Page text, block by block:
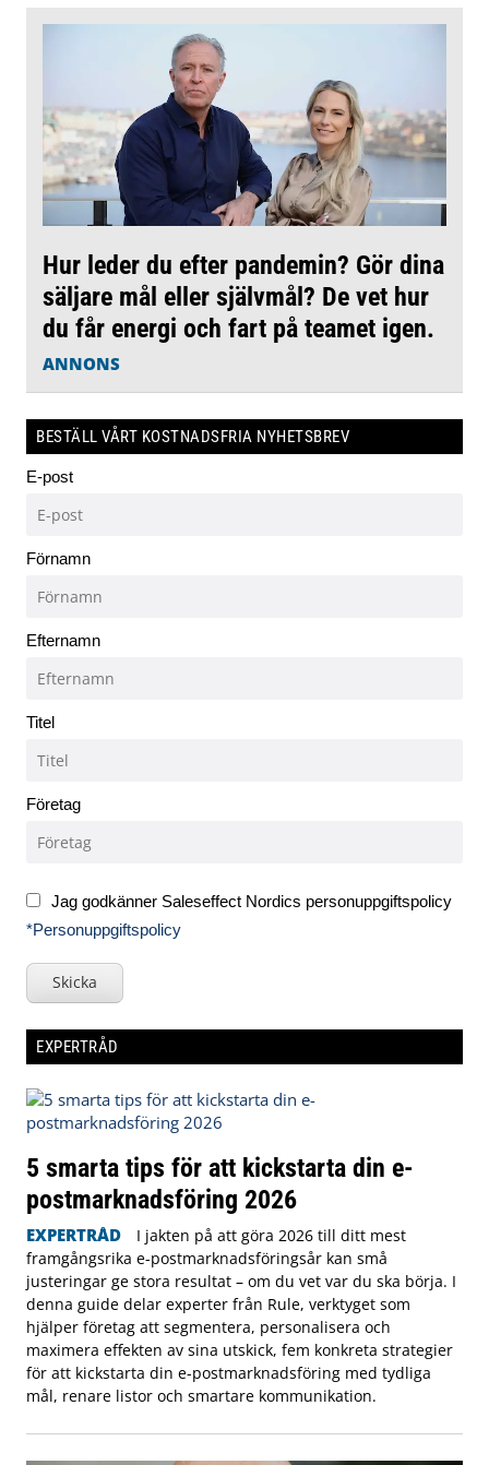
Hur leder du efter pandemin? Gör dina
säljare mål eller självmål? De vet hur
du får energi och fart på teamet igen.
ANNONS
BESTÄLL VÅRT KOSTNADSFRIA NYHETSBREV
E-post
Förnamn
Efternamn
Titel
Företag
Jag godkänner Saleseffect Nordics personuppgiftspolicy
*Personuppgiftspolicy
Skicka
EXPERTRÅD
5 smarta tips för att kickstarta din e-
postmarknadsföring 2026
EXPERTRÅD
I jakten på att göra 2026 till ditt mest
framgångsrika e-postmarknadsföringsår kan små
justeringar ge stora resultat – om du vet var du ska börja. I
denna guide delar experter från Rule, verktyget som
hjälper företag att segmentera, personalisera och
maximera effekten av sina utskick, fem konkreta strategier
för att kickstarta din e-postmarknadsföring med tydliga
mål, renare listor och smartare kommunikation.